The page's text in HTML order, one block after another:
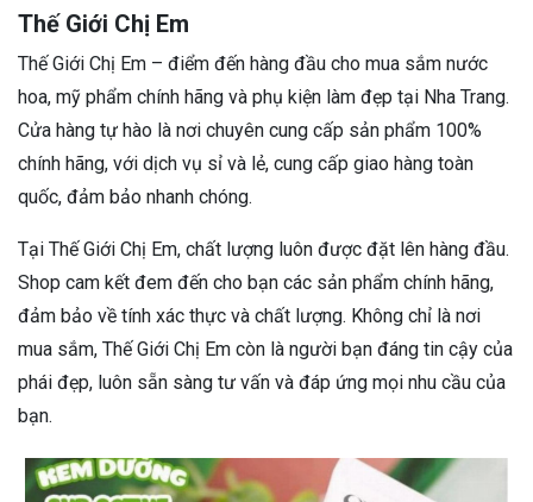
Thế Giới Chị Em
Thế Giới Chị Em – điểm đến hàng đầu cho mua sắm nước
hoa, mỹ phẩm chính hãng và phụ kiện làm đẹp tại Nha Trang.
Cửa hàng tự hào là nơi chuyên cung cấp sản phẩm 100%
chính hãng, với dịch vụ sỉ và lẻ, cung cấp giao hàng toàn
quốc, đảm bảo nhanh chóng.
Tại Thế Giới Chị Em, chất lượng luôn được đặt lên hàng đầu.
Shop cam kết đem đến cho bạn các sản phẩm chính hãng,
đảm bảo về tính xác thực và chất lượng. Không chỉ là nơi
mua sắm, Thế Giới Chị Em còn là người bạn đáng tin cậy của
phái đẹp, luôn sẵn sàng tư vấn và đáp ứng mọi nhu cầu của
bạn.